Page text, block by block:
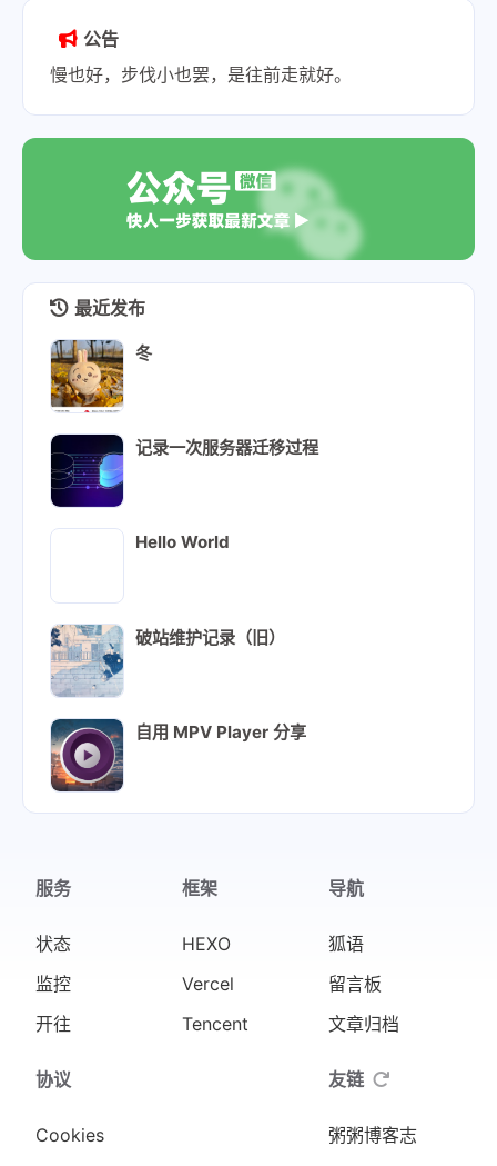
公告
慢也好，步伐小也罢，是往前走就好。
最近发布
冬
记录一次服务器迁移过程
Hello World
破站维护记录（旧）
自用 MPV Player 分享
服务
状态
监控
开往
框架
HEXO
Vercel
Tencent
导航
狐语
留言板
文章归档
协议
Cookies
友链
粥粥博客志